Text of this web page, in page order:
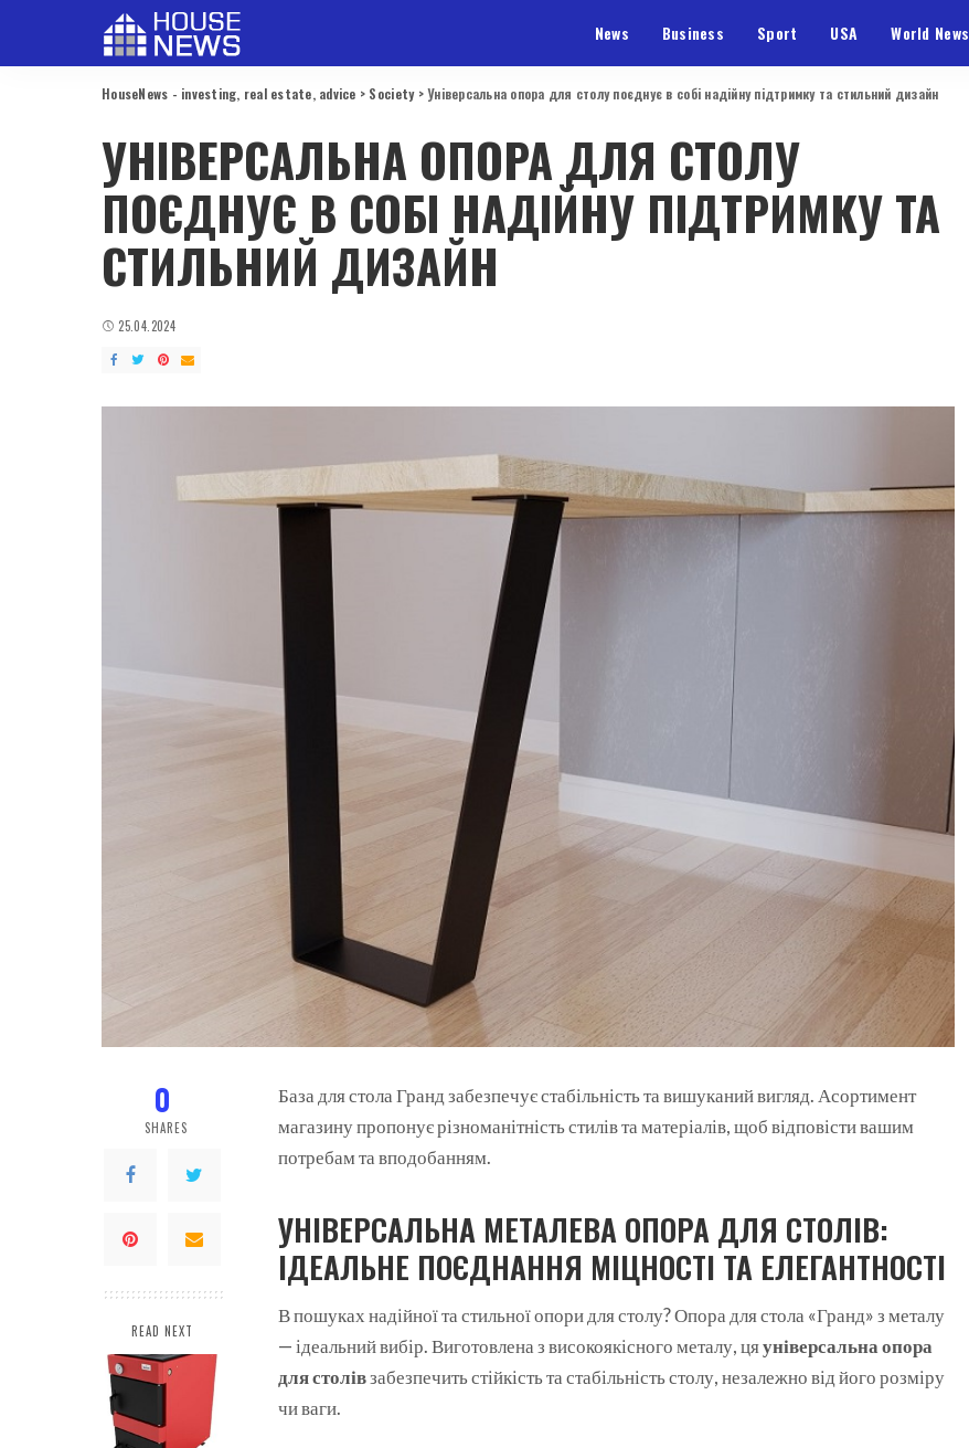
News Business Sport USA World News
HouseNews - investing, real estate, advice > Society>Універсальна опора для столу поєднує в собі надійну підтримку та стильний дизайн
УНІВЕРСАЛЬНА ОПОРА ДЛЯ СТОЛУ
ПОЄДНУЄ В СОБІ НАДІЙНУ ПІДТРИМКУ ТА
СТИЛЬНИЙ ДИЗАЙН
25.04.2024
0
SHARES
READ NEXT
База для стола Гранд забезпечує стабільність та вишуканий вигляд. Асортимент
магазину пропонує різноманітність стилів та матеріалів, щоб відповісти вашим
потребам та вподобанням.
УНІВЕРСАЛЬНА МЕТАЛЕВА ОПОРА ДЛЯ СТОЛІВ:
ІДЕАЛЬНЕ ПОЄДНАННЯ МІЦНОСТІ ТА ЕЛЕГАНТНОСТІ
В пошуках надійної та стильної опори для столу? Опора для стола «Гранд» з металу
— ідеальний вибір. Виготовлена з високоякісного металу, цяуніверсальна опора
для столівзабезпечить стійкість та стабільність столу, незалежно від його розміру
чи ваги.